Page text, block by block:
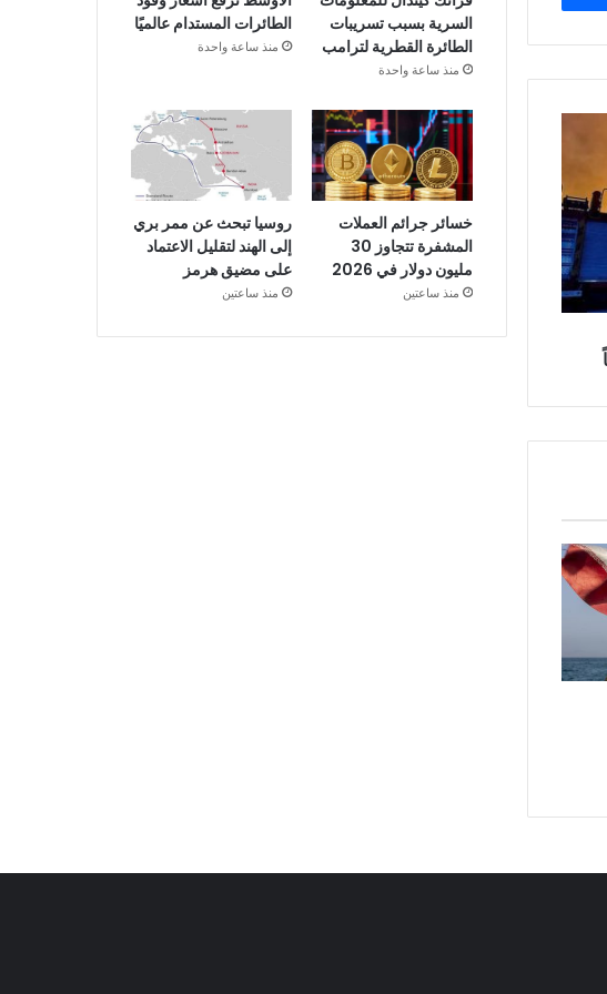
السرية بسبب تسريبات
الطائرة القطرية لترامب
منذ ساعة واحدة
الطائرات المستدام عالميًا
منذ ساعة واحدة
خسائر جرائم العملات
المشفرة تتجاوز 30
مليون دولار في 2026
منذ ساعتين
روسيا تبحث عن ممر بري
إلى الهند لتقليل الاعتماد
على مضيق هرمز
منذ ساعتين